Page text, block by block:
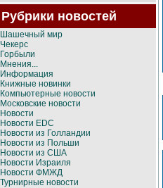
Рубрики новостей
Шашечный мир
Чекерс
Горбыли
Мнения...
Информация
Книжные новинки
Компьютерные новости
Московские новости
Новости
Новости EDC
Новости из Голландии
Новости из Польши
Новости из США
Новости Израиля
Новости ФМЖД
Турнирные новости